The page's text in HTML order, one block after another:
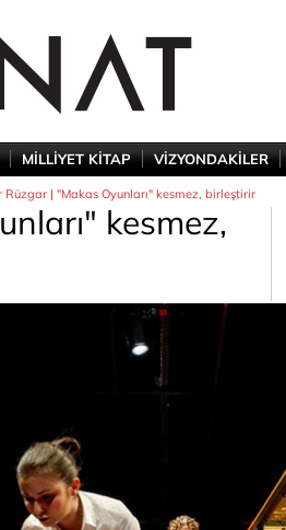
MİLLİYET KİTAP VİZYONDAKİLER
Rüzgar | "Makas Oyunları" kesmez, birleştirir
kesmez,